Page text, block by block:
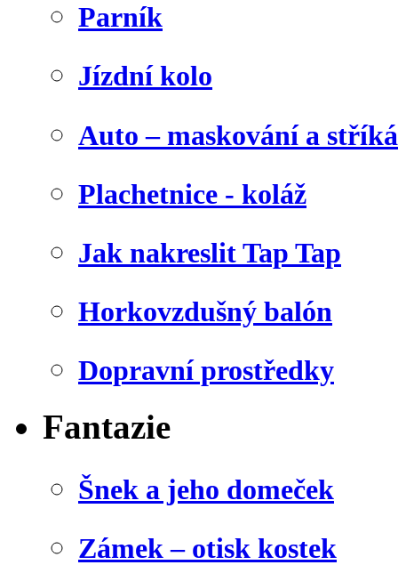
Parník
Jízdní kolo
Auto – maskování a
Plachetnice - koláž
Jak nakreslit Tap Tap
Horkovzdušný balón
Dopravní prostředky
Fantazie
Šnek a jeho domeček
Zámek – otisk kostek